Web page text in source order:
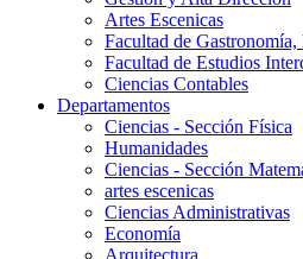
Artes Escenicas
Facultad de
Facultad de Estudios
Ciencias Contables
Departamentos
Ciencias - Sección Física
Humanidades
Ciencias - Sección
artes escenicas
Ciencias Administrativas
Economía
Arquitectura